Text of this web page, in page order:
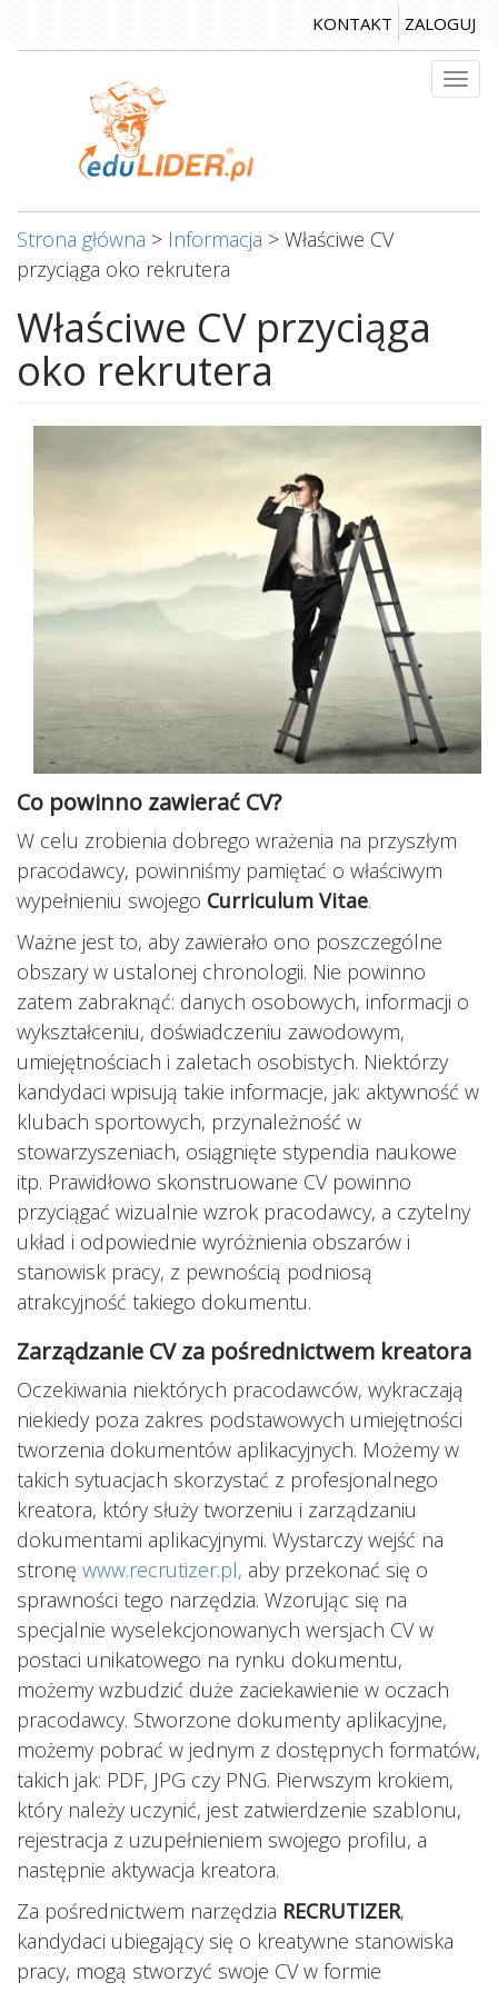
do
KONTAKT ZALOGUJ
Strona główna > Informacja > Właściwe CV
przyciąga oko rekrutera
Właściwe CV przyciąga
oko rekrutera
Co powinno zawierać CV?
W celu zrobienia dobrego wrażenia na przyszłym
pracodawcy, powinniśmy pamiętać o właściwym
wypełnieniu swojego Curriculum Vitae.
Ważne jest to, aby zawierało ono poszczególne
obszary w ustalonej chronologii. Nie powinno
zatem zabraknąć: danych osobowych, informacji o
wykształceniu, doświadczeniu zawodowym,
umiejętnościach i zaletach osobistych. Niektórzy
kandydaci wpisują takie informacje, jak: aktywność w
klubach sportowych, przynależność w
stowarzyszeniach, osiągnięte stypendia naukowe
itp. Prawidłowo skonstruowane CV powinno
przyciągać wizualnie wzrok pracodawcy, a czytelny
układ i odpowiednie wyróżnienia obszarów i
stanowisk pracy, z pewnością podniosą
atrakcyjność takiego dokumentu.
Zarządzanie CV za pośrednictwem kreatora
Oczekiwania niektórych pracodawców, wykraczają
niekiedy poza zakres podstawowych umiejętności
tworzenia dokumentów aplikacyjnych. Możemy w
takich sytuacjach skorzystać z profesjonalnego
kreatora, który służy tworzeniu i zarządzaniu
dokumentami aplikacyjnymi. Wystarczy wejść na
stronę www.recrutizer.pl, aby przekonać się o
sprawności tego narzędzia. Wzorując się na
specjalnie wyselekcjonowanych wersjach CV w
postaci unikatowego na rynku dokumentu,
możemy wzbudzić duże zaciekawienie w oczach
pracodawcy. Stworzone dokumenty aplikacyjne,
możemy pobrać w jednym z dostępnych formatów,
takich jak: PDF, JPG czy PNG. Pierwszym krokiem,
który należy uczynić, jest zatwierdzenie szablonu,
rejestracja z uzupełnieniem swojego profilu, a
następnie aktywacja kreatora.
Za pośrednictwem narzędzia RECRUTIZER,
kandydaci ubiegający się o kreatywne stanowiska
pracy, mogą stworzyć swoje CV w formie